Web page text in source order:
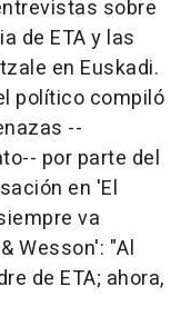
sobre
de ETA y las
en Euskadi.
político compiló
--
por parte del
en 'El
va
Wesson': "Al
de ETA; ahora,